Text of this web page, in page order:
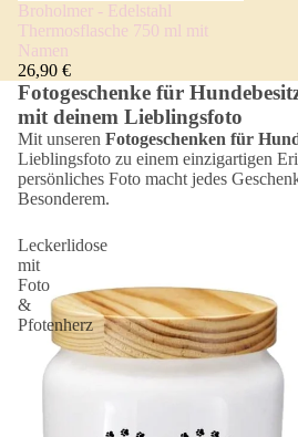
Broholmer - Edelstahl
Thermosflasche 750 ml mit
Namen
26,90 €
Fotogeschenke für
mit deinem Lieblingsfoto
Mit unseren Fotogeschenken für
Lieblingsfoto zu einem einzigartigen
persönliches Foto macht jedes
Besonderem.
Leckerlidose
mit
Foto
&
Pfotenherz